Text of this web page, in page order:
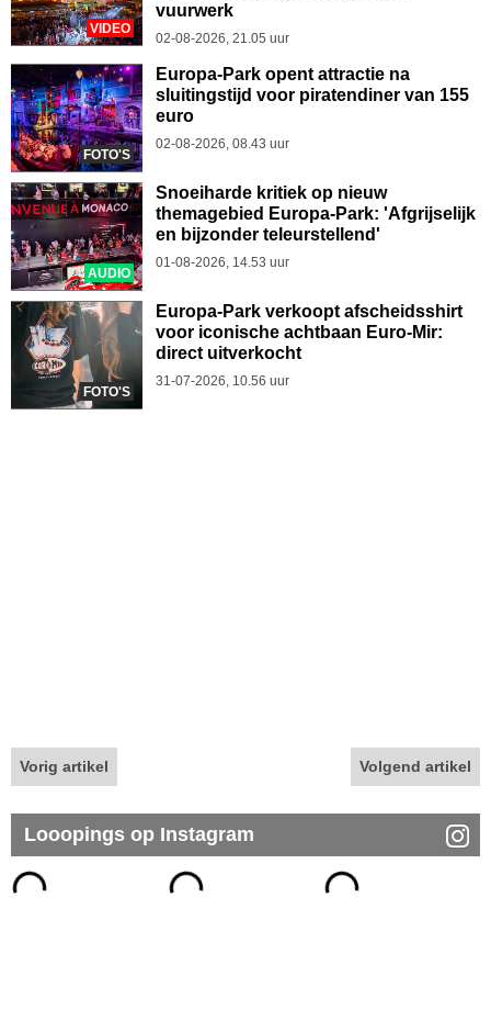
VIDEO
vuurwerk
02-08-2026, 21.05 uur
FOTO'S
Europa-Park opent attractie na
sluitingstijd voor piratendiner van 155
euro
02-08-2026, 08.43 uur
AUDIO
Snoeiharde kritiek op nieuw
themagebied Europa-Park: 'Afgrijselijk
en bijzonder teleurstellend'
01-08-2026, 14.53 uur
FOTO'S
Europa-Park verkoopt afscheidsshirt
voor iconische achtbaan Euro-Mir:
direct uitverkocht
31-07-2026, 10.56 uur
Vorig artikel Volgend artikel
Looopings op Instagram